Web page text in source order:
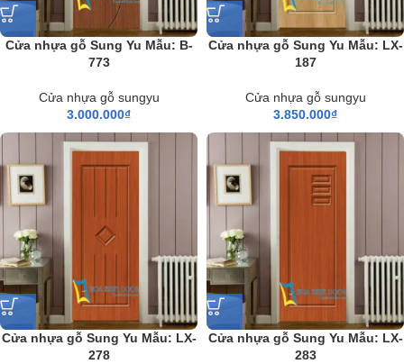
Cửa nhựa gỗ Sung Yu Mẫu: B-
773
Cửa nhựa gỗ sungyu
3.000.000₫
Cửa nhựa gỗ Sung Yu Mẫu: LX-
187
Cửa nhựa gỗ sungyu
3.850.000₫
Cửa nhựa gỗ Sung Yu Mẫu: LX-
278
Cửa nhựa gỗ Sung Yu Mẫu: LX-
283